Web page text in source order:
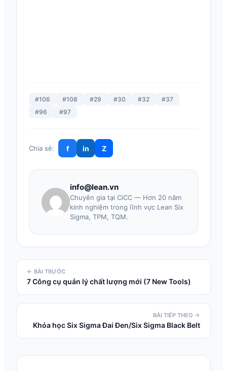
#106 #108 #29 #30 #32
#37
#96
#97
Chia sẻ: f in Z
info@lean.vn
Chuyên gia tại CiCC — Hơn 20 năm
kinh nghiệm trong lĩnh vực Lean Six
Sigma, TPM, TQM.
← BÀI TRƯỚC
7 Công cụ quản lý chất lượng mới (7 New Tools)
BÀI TIẾP THEO →
Khóa học Six Sigma Đai Đen/Six Sigma Black Belt